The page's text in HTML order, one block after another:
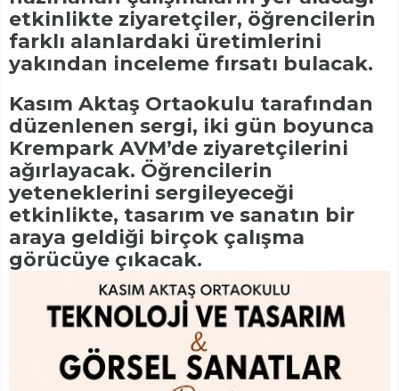
etkinlikte ziyaretçiler, öğrencilerin
farklı alanlardaki üretimlerini
yakından inceleme fırsatı bulacak.
Kasım Aktaş Ortaokulu tarafından
düzenlenen sergi, iki gün boyunca
Krempark AVM’de ziyaretçilerini
ağırlayacak. Öğrencilerin
yeteneklerini sergileyeceği
etkinlikte, tasarım ve sanatın bir
araya geldiği birçok çalışma
görücüye çıkacak.